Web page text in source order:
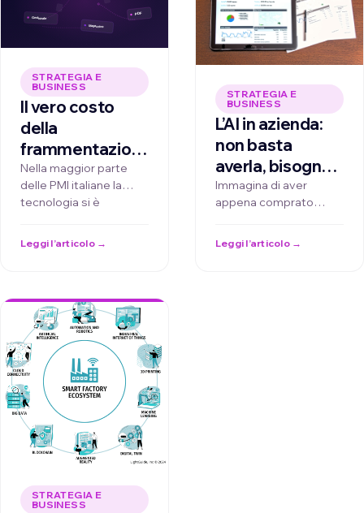
STRATEGIA E
BUSINESS
Il vero costo
della
frammentazione:
l'AI non basta
comprarla, va
messa sui
Nella maggior parte
delle PMI italiane la
tecnologia si è
applicazioni verticali e
Leggi l’articolo →
STRATEGIA E
BUSINESS
L’AI in azienda:
non basta
averla, bisogna
saperla guidare
per vincere
Immagina di aver
appena comprato
Leggi l’articolo →
STRATEGIA E
BUSINESS